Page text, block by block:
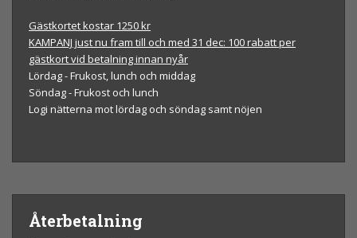
Gästkortet kostar 1250 kr
KAMPANJ just nu fram till och med 31 dec: 100 rabatt per
gästkort vid betalning innan nyår
Lördag - Frukost, lunch och middag
Söndag - Frukost och lunch
Logi nätterna mot lördag och söndag samt nöjen
Återbetalning